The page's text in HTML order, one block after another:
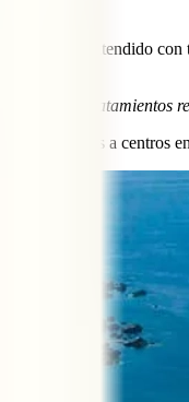
el viaje.”
poder ser atendido
o tratamientos
de traslados a centros